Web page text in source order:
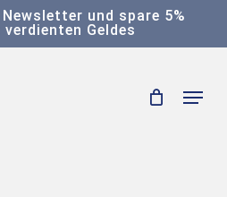
und spare 5%
Geldes